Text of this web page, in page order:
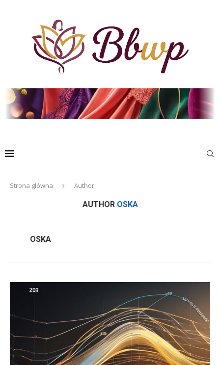
Strona główna Author
AUTHOR OSKA
OSKA